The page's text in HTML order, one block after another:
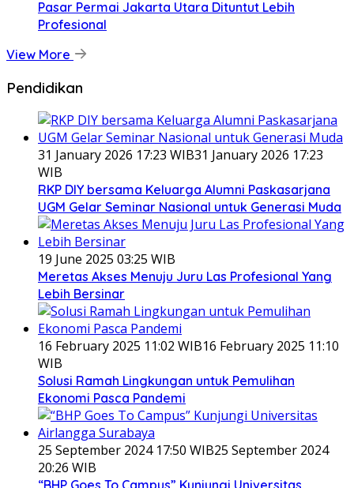
Pasar Permai Jakarta Utara Dituntut Lebih
Profesional
View More
Pendidikan
31 January 2026 17:23 WIB31 January 2026 17:23
WIB
RKP DIY bersama Keluarga Alumni Paskasarjana
UGM Gelar Seminar Nasional untuk Generasi Muda
19 June 2025 03:25 WIB
Meretas Akses Menuju Juru Las Profesional Yang
Lebih Bersinar
16 February 2025 11:02 WIB16 February 2025 11:10
WIB
Solusi Ramah Lingkungan untuk Pemulihan
Ekonomi Pasca Pandemi
25 September 2024 17:50 WIB25 September 2024
20:26 WIB